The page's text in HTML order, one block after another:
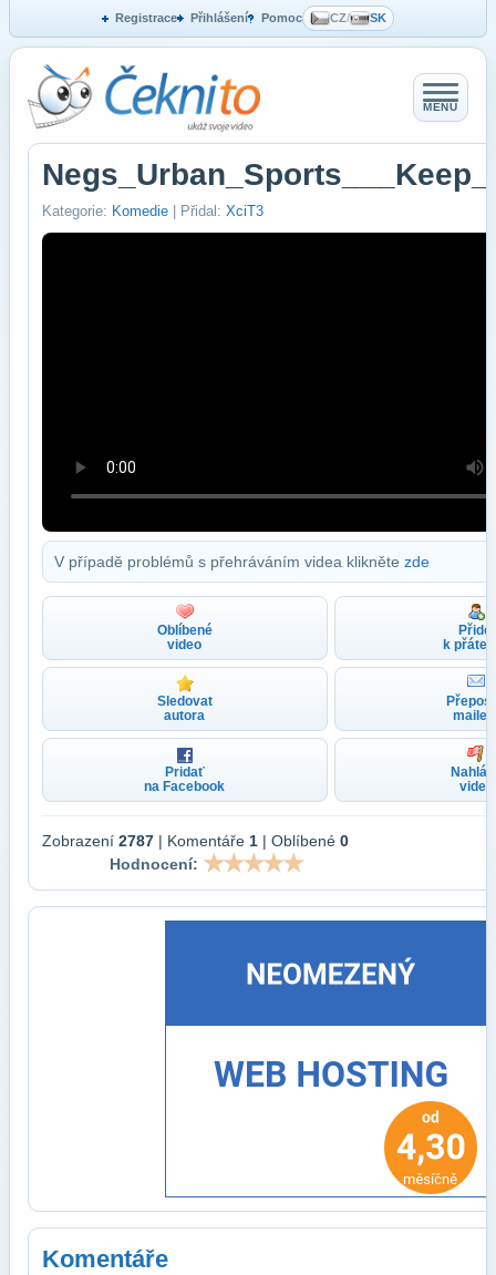
Registrace Přihlášení Pomoc CZ/ SK
MENU
Kategorie: Komedie | Přidal: XciT3
V případě problémů s přehráváním videa klikněte zde
Oblíbené
video
Přidej
k
Sledovat
autora
Pridať
na Facebook
video
Zobrazení 2787 | Komentáře 1 | Oblíbené 0
Hodnocení:
Komentáře